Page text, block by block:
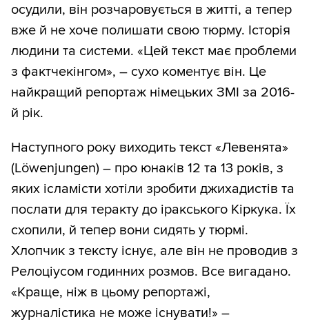
осудили, він розчаровується в житті, а тепер
вже й не хоче полишати свою тюрму. Історія
людини та системи. «Цей текст має проблеми
з фактчекінгом», – сухо коментує він. Це
найкращий репортаж німецьких ЗМІ за 2016-
й рік.
Наступного року виходить текст «Левенята»
(Löwenjungen) – про юнаків 12 та 13 років, з
яких ісламісти хотіли зробити джихадистів та
послати для теракту до іракського Кіркука. Їх
схопили, й тепер вони сидять у тюрмі.
Хлопчик з тексту існує, але він не проводив з
Релоціусом годинних розмов. Все вигадано.
«Краще, ніж в цьому репортажі,
журналістика не може існувати!» –